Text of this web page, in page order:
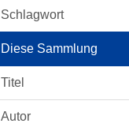
Schlagwort
Diese Sammlung
Titel
Autor